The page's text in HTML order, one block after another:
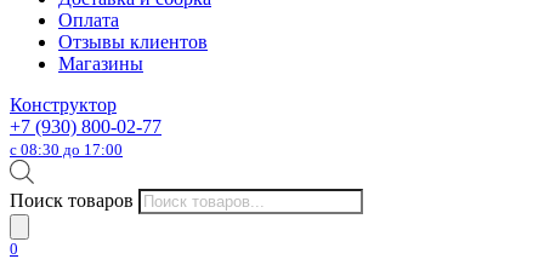
Оплата
Отзывы клиентов
Магазины
Конструктор
+7 (930) 800-02-77
с 08:30 до 17:00
Поиск товаров
0